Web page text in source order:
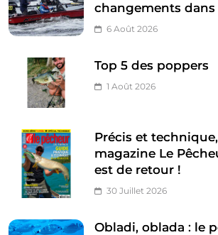
changements
6 Août 2026
Top 5 des poppers
1 Août 2026
Précis et
magazine Le
est de retour !
30 Juillet 2026
Obladi, oblada : le